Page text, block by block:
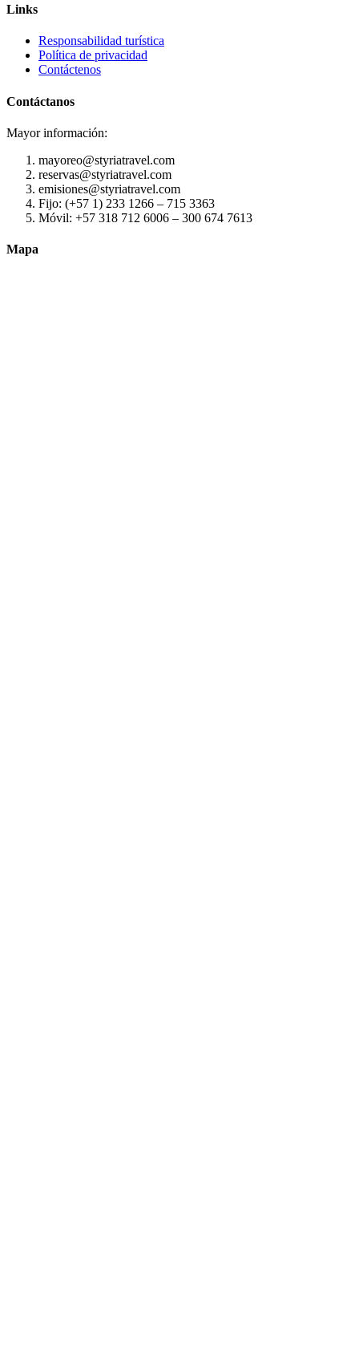
Links
Responsabilidad turística
Política de privacidad
Contáctenos
Contáctanos
Mayor información:
mayoreo@styriatravel.com
reservas@styriatravel.com
emisiones@styriatravel.com
Fijo: (+57 1) 233 1266 – 715 3363
Móvil: +57 318 712 6006 – 300 674 7613
Mapa